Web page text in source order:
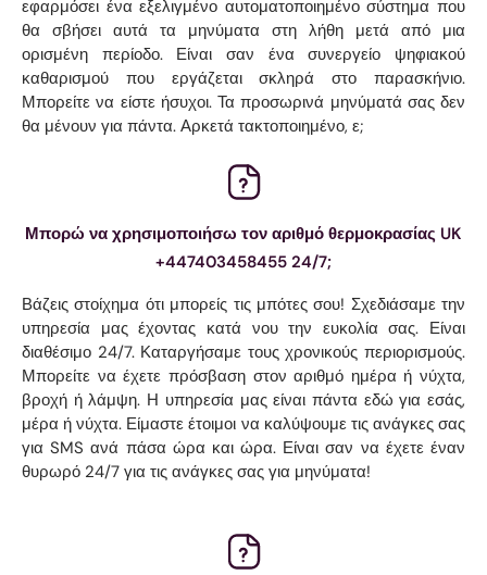
εφαρμόσει ένα εξελιγμένο αυτοματοποιημένο σύστημα που
θα σβήσει αυτά τα μηνύματα στη λήθη μετά από μια
ορισμένη περίοδο. Είναι σαν ένα συνεργείο ψηφιακού
καθαρισμού που εργάζεται σκληρά στο παρασκήνιο.
Μπορείτε να είστε ήσυχοι. Τα προσωρινά μηνύματά σας δεν
θα μένουν για πάντα. Αρκετά τακτοποιημένο, ε;
Μπορώ να χρησιμοποιήσω τον αριθμό θερμοκρασίας UK
+447403458455 24/7;
Βάζεις στοίχημα ότι μπορείς τις μπότες σου! Σχεδιάσαμε την
υπηρεσία μας έχοντας κατά νου την ευκολία σας. Είναι
διαθέσιμο 24/7. Καταργήσαμε τους χρονικούς περιορισμούς.
Μπορείτε να έχετε πρόσβαση στον αριθμό ημέρα ή νύχτα,
βροχή ή λάμψη. Η υπηρεσία μας είναι πάντα εδώ για εσάς,
μέρα ή νύχτα. Είμαστε έτοιμοι να καλύψουμε τις ανάγκες σας
για SMS ανά πάσα ώρα και ώρα. Είναι σαν να έχετε έναν
θυρωρό 24/7 για τις ανάγκες σας για μηνύματα!